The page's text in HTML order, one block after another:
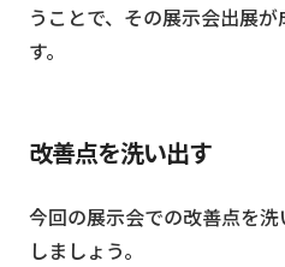
うことで、その展示会出展
す。
改善点を洗い出す
今回の展示会での改善点を
しましょう。